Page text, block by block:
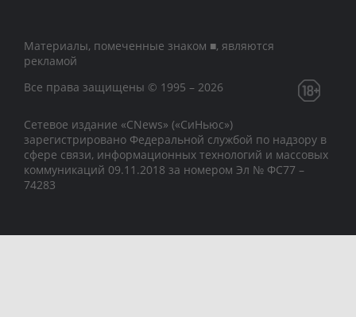
Материалы, помеченные знаком ■, являются
рекламой
Все права защищены © 1995 – 2026
Сетевое издание «CNews» («СиНьюс»)
зарегистрировано Федеральной службой по надзору в
сфере связи, информационных технологий и массовых
коммуникаций 09.11.2018 за номером Эл № ФС77 –
74283